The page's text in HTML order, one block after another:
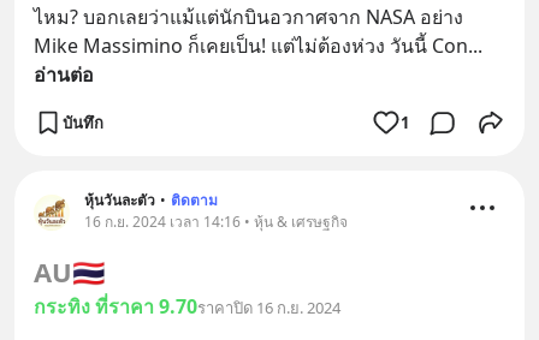
ไหม? บอกเลยว่าแม้แต่นักบินอวกาศจาก NASA อย่าง
Mike Massimino ก็เคยเป็น! แต่ไม่ต้องห่วง วันนี้ Con
อ่านต่อ
บันทึก 1
หุ้นวันละตัว • ติดตาม
16 ก.ย. 2024 เวลา 14:16 • หุ้น & เศรษฐกิจ
AU🇹🇭
กระทิง ที่ราคา 9.70ราคาปิด 16 ก.ย. 2024